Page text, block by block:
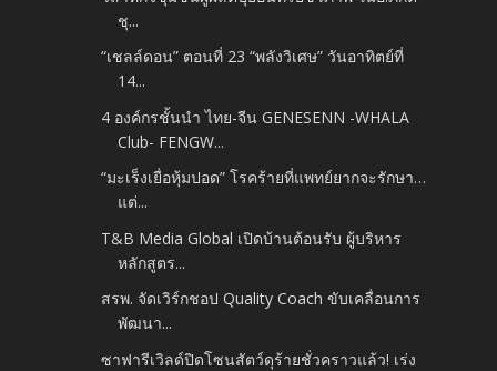
ชุ...
“เชลล์ดอน” ตอนที่ 23 “พลังวิเศษ” วันอาทิตย์ที่
14...
4 องค์กรชั้นนำ ไทย-จีน GENESENN -WHALA
Club- FENGW...
“มะเร็งเยื่อหุ้มปอด” โรคร้ายที่แพทย์ยากจะรักษา…
แต่...
T&B Media Global เปิดบ้านต้อนรับ ผู้บริหาร
หลักสูตร...
สรพ. จัดเวิร์กชอป Quality Coach ขับเคลื่อนการ
พัฒนา...
ซาฟารีเวิลด์ปิดโซนสัตว์ดุร้ายชั่วคราวแล้ว! เร่ง